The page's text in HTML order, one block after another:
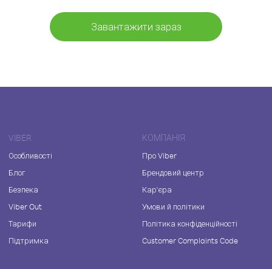
Завантажити зараз
VIBER
Особливості
Блог
Безпека
Viber Out
Тарифи
Підтримка
КОМПАНІЯ
Про Viber
Брендовий центр
Кар'єра
Умови й політики
Політика конфіденційності
Customer Complaints Code